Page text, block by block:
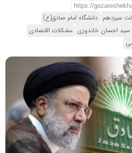
سیزدهم دانشگاه امام صادق(ع)
سید احسان خاندوزی مشکلات اقتصادی